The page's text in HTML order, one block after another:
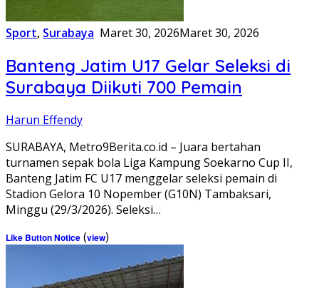
Sport, Surabaya Maret 30, 2026Maret 30, 2026
Banteng Jatim U17 Gelar Seleksi di
Surabaya Diikuti 700 Pemain
Harun Effendy
SURABAYA, Metro9Berita.co.id – Juara bertahan
turnamen sepak bola Liga Kampung Soekarno Cup II,
Banteng Jatim FC U17 menggelar seleksi pemain di
Stadion Gelora 10 Nopember (G10N) Tambaksari,
Minggu (29/3/2026). Seleksi…
Like Button Notice (view)